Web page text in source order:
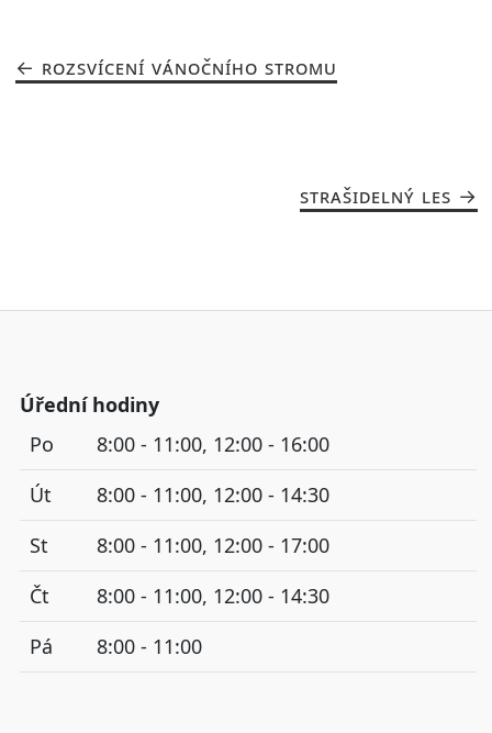
ROZSVÍCENÍ VÁNOČNÍHO STROMU
STRAŠIDELNÝ LES
Úřední hodiny
Po
8:00 - 11:00, 12:00 - 16:00
Út
8:00 - 11:00, 12:00 - 14:30
St
8:00 - 11:00, 12:00 - 17:00
Čt
8:00 - 11:00, 12:00 - 14:30
Pá
8:00 - 11:00